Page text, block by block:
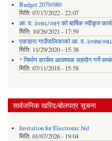
Budget 2079/080
मिति: 07/17/2022 - 22:07
आ. व. २०७८/०७९ को बार्षिक स्वीकृत
मिति: 10/26/2021 - 17:59
एकडारा गाउँपालिकाको आ. व. २०७७/
मिति: 11/29/2020 - 15:38
* निर्माण कार्यमा आवश्यक सहयोग गर्ने
मिति: 07/11/2018 - 15:58
सार्वजनिक खरिद/बोलपत्र सूचना
Invitation for Electronic bid
मिति: 01/07/2026 - 19:04